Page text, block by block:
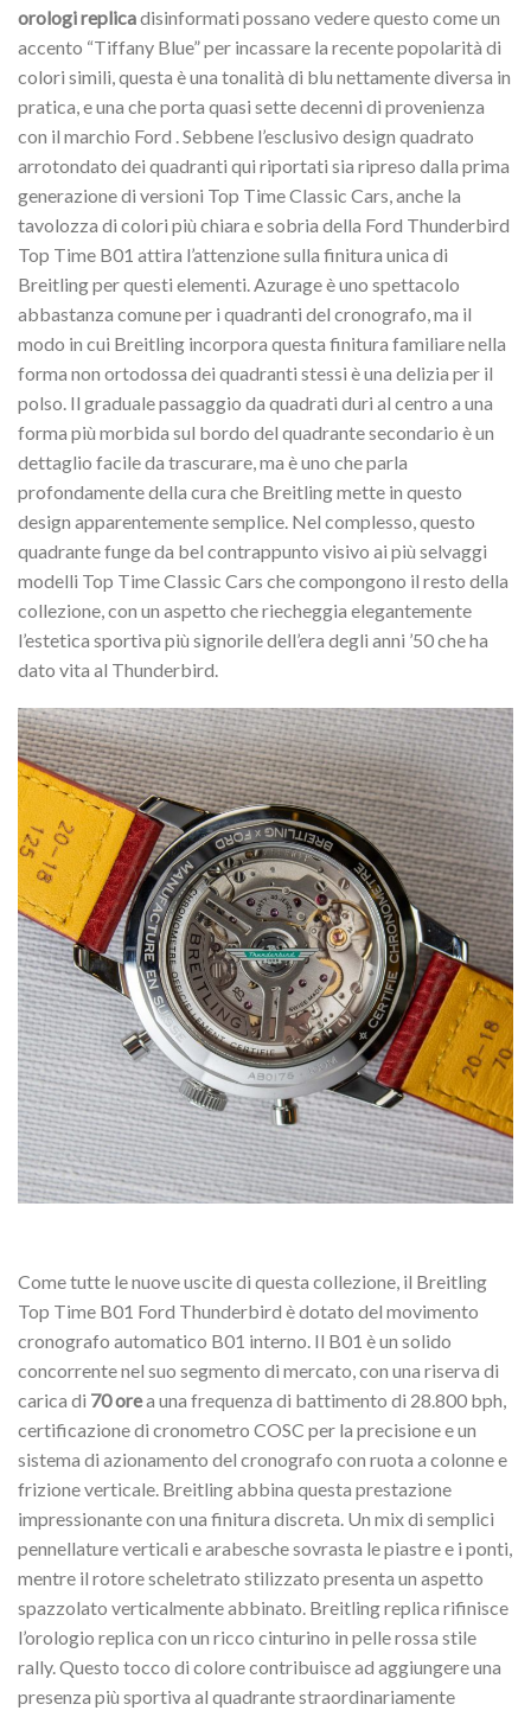
orologi replicadisinformati possano vedere questo come un
accento “Tiffany Blue” per incassare la recente popolarità di
colori simili, questa è una tonalità di blu nettamente diversa in
pratica, e una che porta quasi sette decenni di provenienza
con il marchio Ford . Sebbene l’esclusivo design quadrato
arrotondato dei quadranti qui riportati sia ripreso dalla prima
generazione di versioni Top Time Classic Cars, anche la
tavolozza di colori più chiara e sobria della Ford Thunderbird
Top Time B01 attira l’attenzione sulla finitura unica di
Breitling per questi elementi. Azurage è uno spettacolo
abbastanza comune per i quadranti del cronografo, ma il
modo in cui Breitling incorpora questa finitura familiare nella
forma non ortodossa dei quadranti stessi è una delizia per il
polso. Il graduale passaggio da quadrati duri al centro a una
forma più morbida sul bordo del quadrante secondario è un
dettaglio facile da trascurare, ma è uno che parla
profondamente della cura che Breitling mette in questo
design apparentemente semplice. Nel complesso, questo
quadrante funge da bel contrappunto visivo ai più selvaggi
modelli Top Time Classic Cars che compongono il resto della
collezione, con un aspetto che riecheggia elegantemente
l’estetica sportiva più signorile dell’era degli anni ’50 che ha
dato vita al Thunderbird.
Come tutte le nuove uscite di questa collezione, il Breitling
Top Time B01 Ford Thunderbird è dotato del movimento
cronografo automatico B01 interno. Il B01 è un solido
concorrente nel suo segmento di mercato, con una riserva di
carica di 70 orea una frequenza di battimento di 28.800 bph,
certificazione di cronometro COSC per la precisione e un
sistema di azionamento del cronografo con ruota a colonne e
frizione verticale. Breitling abbina questa prestazione
impressionante con una finitura discreta. Un mix di semplici
pennellature verticali e arabesche sovrasta le piastre e i ponti,
mentre il rotore scheletrato stilizzato presenta un aspetto
spazzolato verticalmente abbinato. Breitling replica rifinisce
l’orologio replica con un ricco cinturino in pelle rossa stile
rally. Questo tocco di colore contribuisce ad aggiungere una
presenza più sportiva al quadrante straordinariamente